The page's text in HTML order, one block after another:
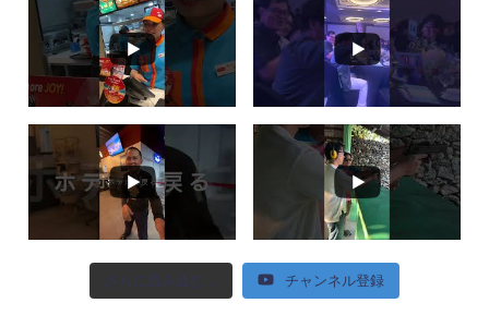
さらに読み込む... チャンネル登録